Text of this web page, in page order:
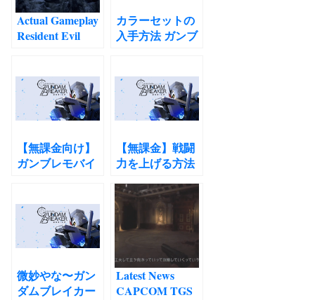
Actual Gameplay
Resident Evil
translation
CAPCOM
TGS2020
イオハザード８
ヴィレッジ 実機
プレイの文字起
カラーセットの
入手方法 ガンブ
【無課金向け】
ガンブレモバイ
【無課金】戦闘
力を上げる方法
カーモバイル
微妙やな〜ガン
ダムブレイカー
Latest News
CAPCOM TGS